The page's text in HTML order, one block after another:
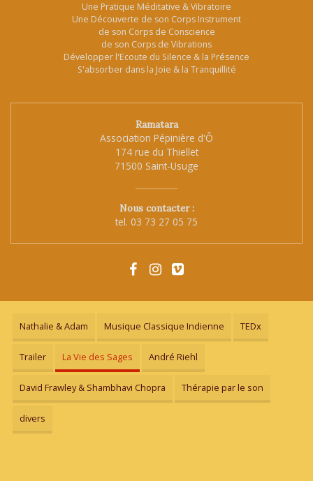
Une Pratique Méditative & Vibratoire
Une Découverte de son Corps Instrument
de son Corps de Conscience
de son Corps de Vibrations
Développer l'Ecoute du Silence & la Présence
S'absorber dans la Joie & la Tranquillité
Ramatara
Association Pépinière d'Ô
174 rue du Thiellet
71500 Saint-Usuge
Nous contacter :
tel. 03 73 27 05 75
Nathalie & Adam Musique Classique Indienne TEDx
Trailer La Vie des Sages André Riehl
David Frawley & Shambhavi Chopra Thérapie par le son
divers